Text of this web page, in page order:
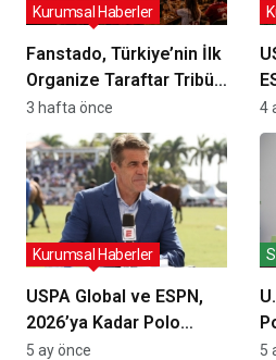
Fanstado, Türkiye’nin İlk
Organize Taraftar Tribün
Ağını Kuruyor: İşletmeler
İçin Başvurular Açıldı
Kurumsal Haberler
3 hafta önce 4
USPA Global ve ESPN,
2026’ya Kadar Polo
Şampiyonalarının Yayın
Kurumsal Haberler
5 ay önce 5